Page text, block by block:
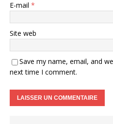
E-mail *
Site web
Save my name, email, and
next time I comment.